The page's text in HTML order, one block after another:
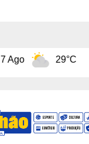
29°C 8 Ago